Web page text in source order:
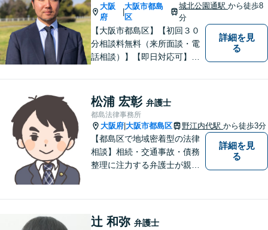
大阪
府
|
大阪市都島
区
城北公園通駅から徒歩8
分
【大阪市都島区】【初回３０
分相談料無料（来所面談・電
話相談）】【即日対応可】
【高倉町三丁目バス停徒歩１
分】【当日・夜間・休日相談
可】刑事事件/相続問題/離婚問
題など経験と知識をもとに、
依頼者様の不安を解消し、問
題解決へ導きます
詳細を見
る
松浦 宏彰 弁護士
都島法律事務所
大阪府 大阪市都島区 野江内代駅 から徒歩3分
【都島区で地域密着型の法律
相談】相続・交通事故・債務
整理に注力する弁護士が親身
様、まずはお気軽にご連絡く
詳細を見
る
辻 和弥 弁護士